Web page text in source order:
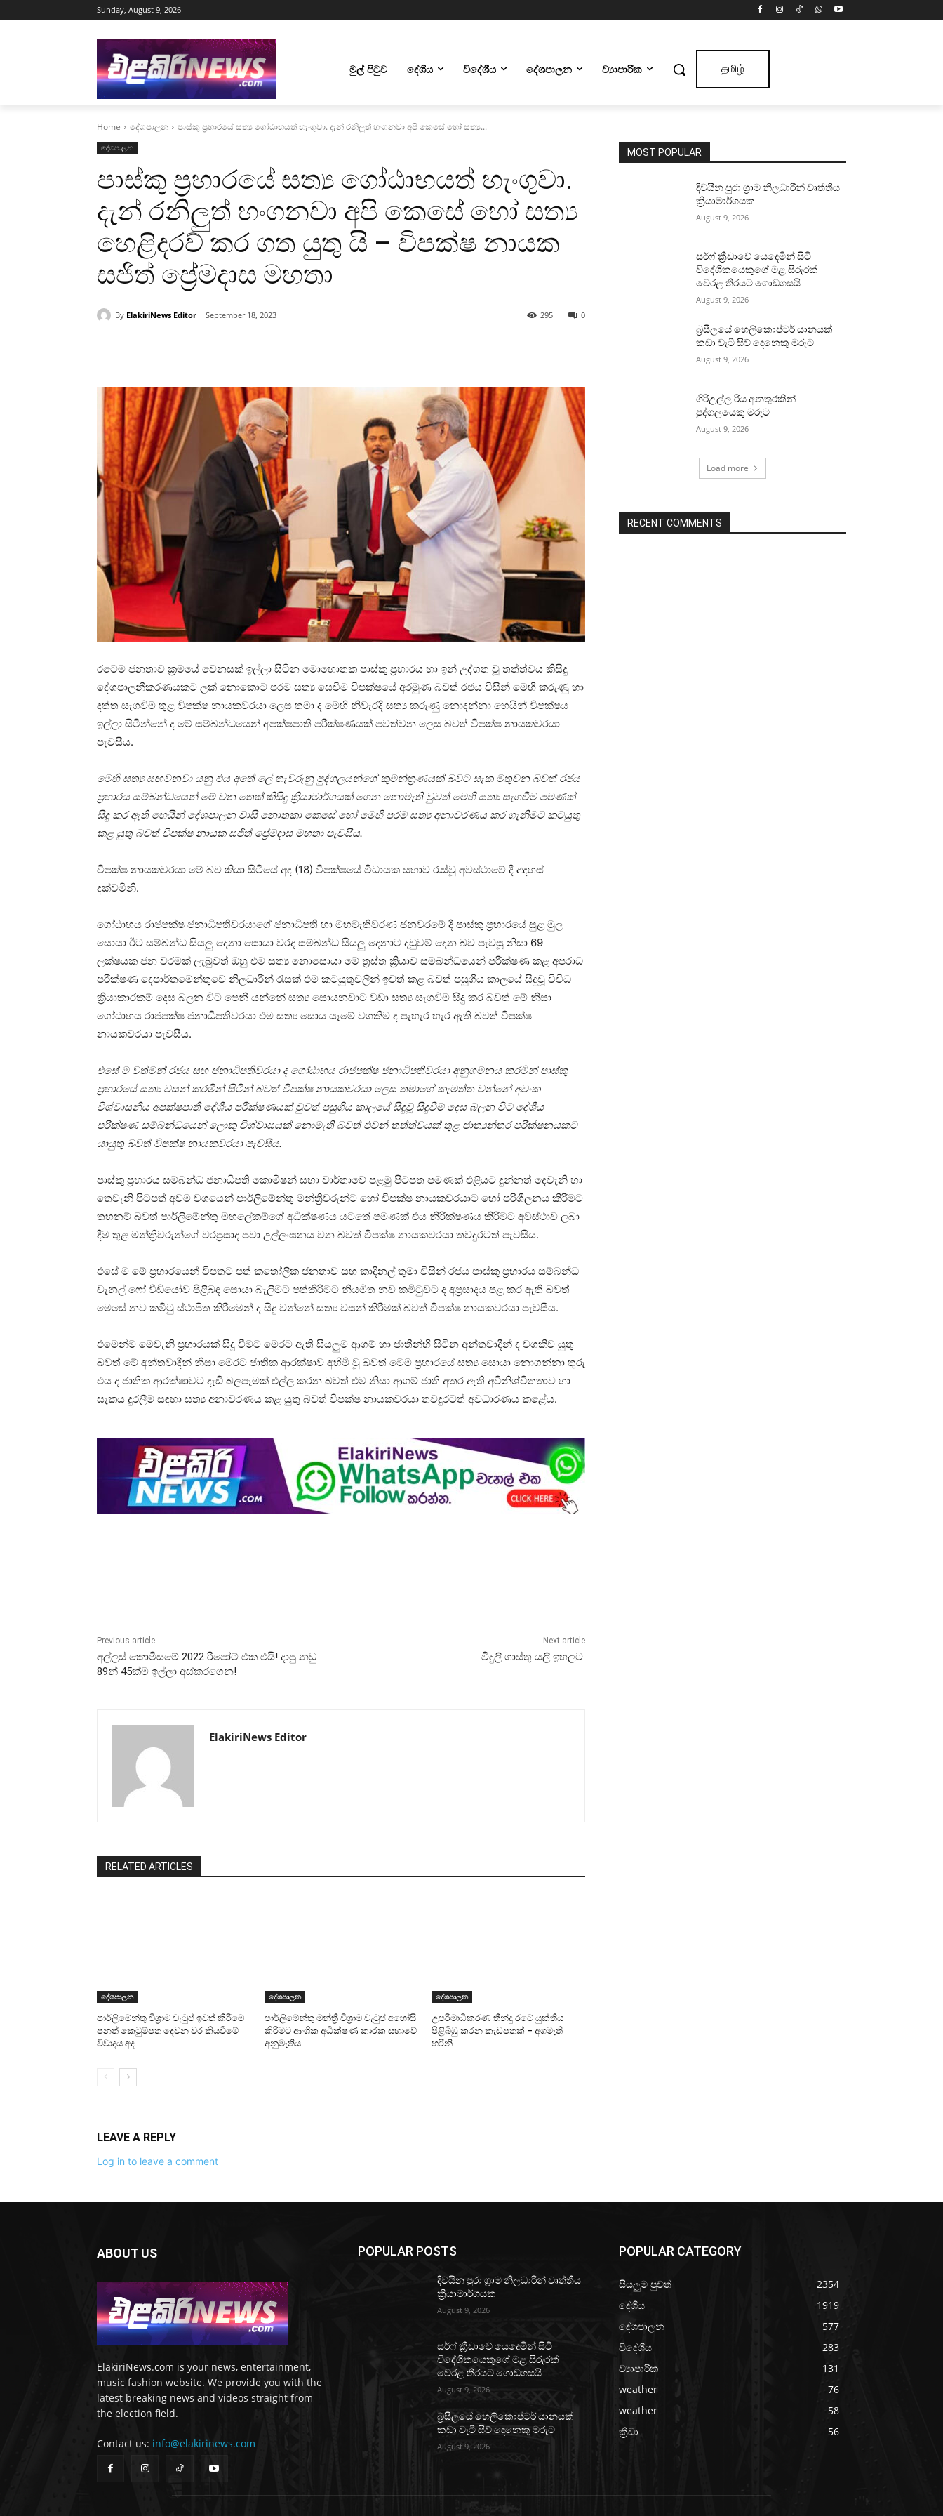
Sunday, August 9, 2026
මුල් පිටුව දේශීය විදේශීය දේශපාලන ව්‍යාපාරික தமிழ்
Home දේශපාලන පාස්කු ප්‍රහාරයේ සත්‍ය ගෝඨාභයත් හැංගුවා. දැන් රනිලුත් හංගනවා අපි කෙසේ හෝ සත්‍ය...
දේශපාලන
පාස්කු ප්‍රහාරයේ සත්‍ය ගෝඨාභයත් හැංගුවා.
දැන් රනිලුත් හංගනවා අපි කෙසේ හෝ සත්‍ය
හෙළිදරව් කර ගත යුතු යි – විපක්ෂ නායක
සජිත් ප්‍රේමදාස මහතා
By ElakiriNews Editor September 18, 2023 0
295
රටේම ජනතාව ක්‍රමයේ වෙනසක් ඉල්ලා සිටින මොහොතක පාස්කු ප්‍රහාරය හා ඉන් උද්ගත වූ තත්ත්වය කිසිදු
දේශපාලනීකරණයකට ලක් නොකොට පරම සත්‍ය සෙවීම විපක්ෂයේ අරමුණ බවත් රජය විසින් මෙහි කරුණු හා
දත්ත සැගවීම තුළ විපක්ෂ නායකවරයා ලෙස තමා ද මෙහි නිවැරදි සත්‍ය කරුණු නොදන්නා හෙයින් විපක්ෂය
ඉල්ලා සිටින්නේ ද මේ සම්බන්ධයෙන් අපක්ෂපාතී පරීක්ෂණයක් පවත්වන ලෙස බවත් විපක්ෂ නායකවරයා
පැවසීය.
මෙහි සත්‍ය සඟවනවා යනු එය අතේ ලේ තැවරුනු පුද්ගලයන්ගේ කුමන්ත්‍රණයක් බවට සැක මතුවන බවත් රජය
ප්‍රහාරය සම්බන්ධයෙන් මේ වන තෙක් කිසිදු ක්‍රියාමාර්ගයක් ගෙන නොමැති වුවත් මෙහි සත්‍ය සැගවීම පමණක්
සිදු කර ඇති හෙයින් දේශපාලන වාසි නොතකා කෙසේ හෝ මෙහි පරම සත්‍ය අනාවරණය කර ගැනීමට කටයුතු
කළ යුතු බවත් විපක්ෂ නායක සජිත් ප්‍රේමදාස මහතා පැවසීය.
විපක්ෂ නායකවරයා මේ බව කියා සිටියේ අද (18) විපක්ෂයේ විධායක සභාව රැස්වූ අවස්ථාවේ දී අදහස්
දක්වමිනි.
ගෝඨාභය රාජපක්ෂ ජනාධිපතිවරයාගේ ජනාධිපති හා මහමැතිවරණ ජනවරමේ දී පාස්කු ප්‍රහාරයේ සුළ මුල
සොයා ඊට සම්බන්ධ සියලු දෙනා සොයා වරද සම්බන්ධ සියලු දෙනාට දඩුවම් දෙන බව පැවසූ නිසා 69
ලක්ෂයක ජන වරමක් ලැබුවත් ඔහු එම සත්‍ය නොසොයා මේ ත්‍රස්ත ක්‍රියාව සම්බන්ධයෙන් පරීක්ෂණ කළ අපරාධ
පරීක්ෂණ දෙපාර්තමේන්තුවේ නිලධාරීන් රැසක් එම කටයුතුවලින් ඉවත් කළ බවත් පසුගිය කාලයේ සිදුවූ විවිධ
ක්‍රියාකාරකම් දෙස බලන විට පෙනී යන්නේ සත්‍ය සොයනවාට වඩා සත්‍ය සැගවීම සිදු කර බවත් මේ නිසා
ගෝඨාභය රාජපක්ෂ ජනාධිපතිවරයා එම සත්‍ය සොය යෑමේ වගකීම ද පැහැර හැර ඇති බවත් විපක්ෂ
නායකවරයා පැවසීය.
එසේ ම වත්මන් රජය සහ ජනාධිපතිවරයා ද ගෝඨාභය රාජපක්ෂ ජනාධිපතිවරයා අනුගමනය කරමින් පාස්කු
ප්‍රහාරයේ සත්‍ය වසන් කරමින් සිටින් බවත් විපක්ෂ නායකවරයා ලෙස තමාගේ කැමත්ත වන්නේ අවංක
විශ්වාසනීය අපක්ෂපාතී දේශීය පරීක්ෂණයක් වුවත් පසුගිය කාලයේ සිදුවූ සිදුවීම් දෙස බලන විට දේශීය
පරීක්ෂණ සම්බන්ධයෙන් ලොකු විශ්වාසයක් නොමැති බවත් එවන් තත්ත්වයක් තුළ ජාත්‍යන්තර පරීක්ෂනයකට
යායුතු බවත් විපක්ෂ නායකවරයා පැවසීය.
පාස්කු ප්‍රහාරය සම්බන්ධ ජනාධිපති කොමිෂන් සභා වාර්තාවේ පළමු පිටපත පමණක් එළියට දුන්නත් දෙවැනි හා
තෙවැනි පිටපත් අවම වශයෙන් පාර්ලිමේන්තු මන්ත්‍රිවරුන්ට හෝ විපක්ෂ නායකවරයාට හෝ පරිශීලනය කිරීමට
තහනම් බවත් පාර්ලිමේන්තු මහලේකම්ගේ අධීක්ෂණය යටතේ පමණක් එය නිරීක්ෂණය කිරීමට අවස්ථාව ලබා
දීම තුළ මන්ත්‍රිවරුන්ගේ වරප්‍රසාද පවා උල්ලංඝනය වන බවත් විපක්ෂ නායකවරයා තවදුරටත් පැවසීය.
එසේ ම මේ ප්‍රහාරයෙන් විපතට පත් කතෝලික ජනතාව සහ කාදිනල් තුමා විසින් රජය පාස්කු ප්‍රහාරය සම්බන්ධ
චැනල් ෆෝ වීඩියෝව පිළිබඳ සොයා බැලීමට පත්කිරීමට නියමිත නව කමිටුවට ද අප්‍රසාදය පළ කර ඇති බවත්
මෙසේ නව කමිටු ස්ථාපිත කිරීමෙන් ද සිදු වන්නේ සත්‍ය වසන් කිරීමක් බවත් විපක්ෂ නායකවරයා පැවසීය.
එමෙන්ම මෙවැනි ප්‍රහාරයක් සිදු වීමට මෙරට ඇති සියලුම ආගම් හා ජාතීන්හි සිටින අන්තවාදීන් ද වගකිව යුතු
බවත් මේ අන්තවාදීන් නිසා මෙරට ජාතික ආරක්ෂාව අහිමි වූ බවත් මෙම ප්‍රහාරයේ සත්‍ය සොයා නොගන්නා තුරු
එය ද ජාතික ආරක්ෂාවට දැඩි බලපෑමක් එල්ල කරන බවත් එම නිසා ආගම් ජාති අතර ඇති අවිනිශ්චිතතාව හා
සැකය දුරලීම සඳහා සත්‍ය අනාවරණය කළ යුතු බවත් විපක්ෂ නායකවරයා තවදුරටත් අවධාරණය කළේය.
Previous article
අල්ලස් කොමිසමේ 2022 රිපෝට් එක එයි! දාපු නඩු
89න් 45ක්ම ඉල්ලා අස්කරගෙන!
Next article
විදුලි ගාස්තු යලි ඉහලට.
ElakiriNews Editor
RELATED ARTICLES
දේශපාලන
පාර්ලිමේන්තු විශ්‍රාම වැටුප් ඉවත් කිරීමේ
පනත් කෙටුම්පත දෙවන වර කියවීමේ
විවාදය අද
දේශපාලන
පාර්ලිමේන්තු මන්ත්‍රී විශ්‍රාම වැටුප් අහෝසි
කිරීමට ආංශික අධීක්ෂණ කාරක සභාවේ
අනුමැතිය
දේශපාලන
උපරිමාධිකරණ තීන්දු රටේ යුක්තිය
පිළිබිඹු කරන කැඩපතක් – අගමැති
හරිනි
LEAVE A REPLY
Log in to leave a comment
MOST POPULAR
දිවයින පුරා ග්‍රාම නිලධාරීන් වෘත්තීය
ක්‍රියාමාර්ගයක
August 9, 2026
සර්ෆ් ක්‍රීඩාවේ යෙදෙමින් සිටි
විදේශිකයෙකුගේ මළ සිරුරක්
වෙරළ තීරයට ගොඩගසයි
August 9, 2026
බ්‍රසීලයේ හෙලිකොප්ටර් යානයක්
කඩා වැටී සිව් දෙනෙකු මරුට
August 9, 2026
ගිරිඋල්ල රිය අනතුරකින්
පුද්ගලයෙකු මරුට
August 9, 2026
Load more
RECENT COMMENTS
ABOUT US
ElakiriNews.com is your news, entertainment,
music fashion website. We provide you with the
latest breaking news and videos straight from
the election field.
Contact us: info@elakirinews.com
POPULAR POSTS
දිවයින පුරා ග්‍රාම නිලධාරීන් වෘත්තීය
ක්‍රියාමාර්ගයක
August 9, 2026
සර්ෆ් ක්‍රීඩාවේ යෙදෙමින් සිටි
විදේශිකයෙකුගේ මළ සිරුරක්
වෙරළ තීරයට ගොඩගසයි
August 9, 2026
බ්‍රසීලයේ හෙලිකොප්ටර් යානයක්
කඩා වැටී සිව් දෙනෙකු මරුට
August 9, 2026
POPULAR CATEGORY
සියලුම පුවත්
2354
දේශීය
1919
දේශපාලන
577
විදේශීය
283
ව්‍යාපාරික
131
weather
76
weather
58
ක්‍රීඩා
56